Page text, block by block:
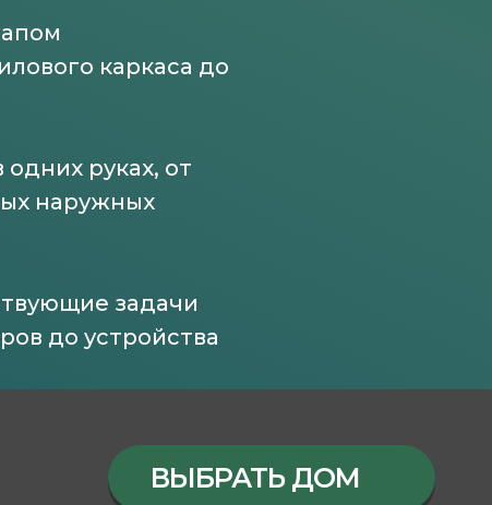
каркаса до
руках, от
наружных
задачи
до устройства
ВЫБРАТЬ ДОМ